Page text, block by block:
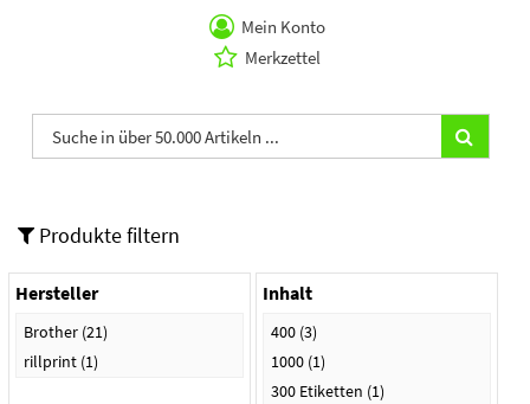
Mein Konto
Merkzettel
Produkte filtern
Hersteller
Brother (21)
rillprint (1)
Inhalt
400 (3)
1000 (1)
300 Etiketten (1)